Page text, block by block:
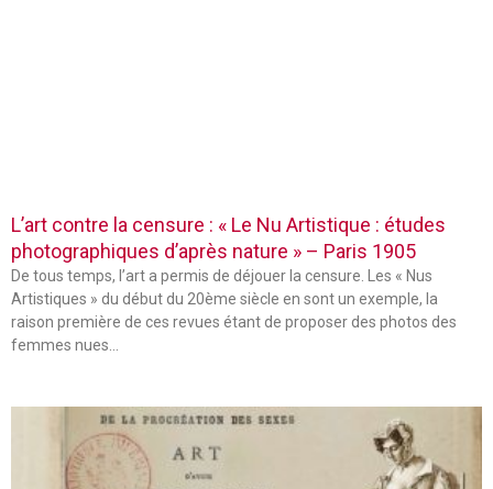
L’art contre la censure : « Le Nu Artistique : études
photographiques d’après nature » – Paris 1905
De tous temps, l’art a permis de déjouer la censure. Les « Nus
Artistiques » du début du 20ème siècle en sont un exemple, la
raison première de ces revues étant de proposer des photos des
femmes nues…